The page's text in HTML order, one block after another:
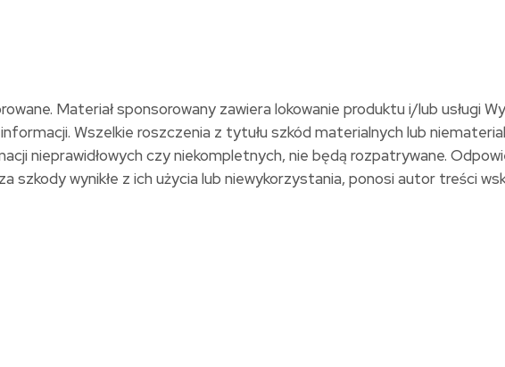
Materiał sponsorowany zawiera lokowanie produktu i/lub usługi
Wszelkie roszczenia z tytułu szkód materialnych lub
nieprawidłowych czy niekompletnych, nie będą rozpatrywane.
wynikłe z ich użycia lub niewykorzystania, ponosi autor treści